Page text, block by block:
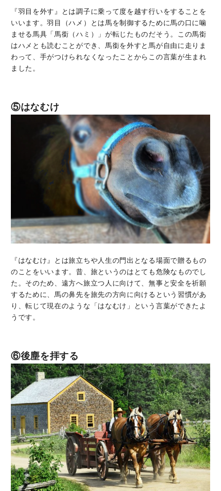
『羽目を外す』とは調子に乗って度を越す行いをすることを
いいます。羽目（ハメ）とは馬を制御するために馬の口に噛
ませる馬具「馬銜（ハミ）」が転じたものだそう。この馬銜
はハメとも読むことができ、馬銜を外すと馬が自由に走りま
わって、手がつけられなくなったことからこの言葉が生まれ
ました。
⑤はなむけ
『はなむけ』とは旅立ちや人生の門出となる場面で贈るもの
のことをいいます。昔、旅というのはとても危険なものでし
た。そのため、遠方へ旅立つ人に向けて、無事と安全を祈願
するために、馬の鼻先を旅先の方向に向けるという習慣があ
り、転じて現在のような「はなむけ」という言葉ができたよ
うです。
⑥後塵を拝する